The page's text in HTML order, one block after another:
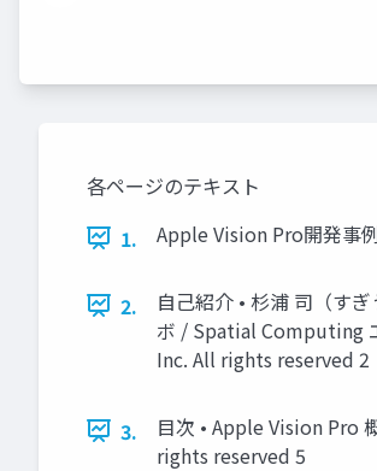
各ページのテキスト
1.
Apple Vision Pro開発事
2.
自己紹介 • 杉浦 司（す
ボ / Spatial Computing
Inc. All rights reserved 2
3.
目次 • Apple Vision Pro
rights reserved 5